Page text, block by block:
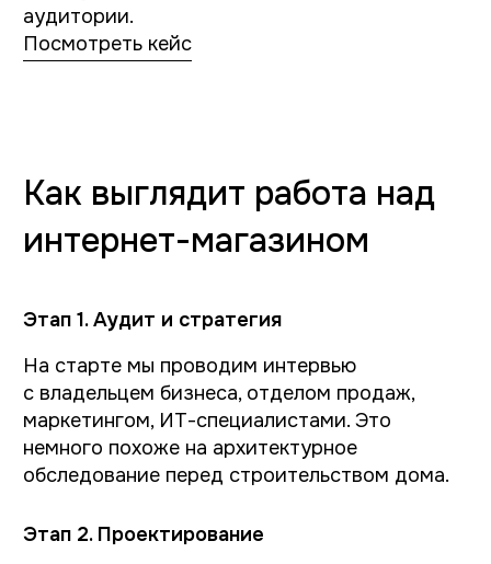
Не хотите ждать? Свяжитесь с нами
+7
+7 835 266 57 30
info@indigoamigo.ru